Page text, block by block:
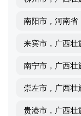
南阳市，河南省